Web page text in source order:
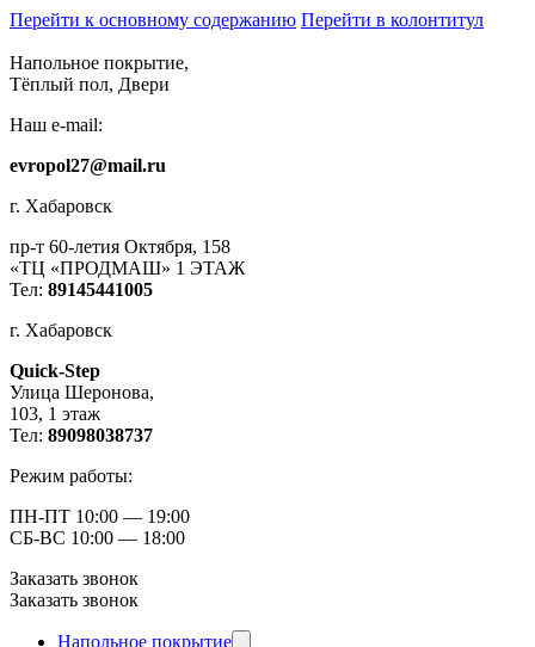
Перейти к основному содержанию Перейти в колонтитул
Напольное покрытие,
Тёплый пол, Двери
Наш e-mail:
evropol27@mail.ru
г. Хабаровск
пр-т 60-летия Октября, 158
«ТЦ «ПРОДМАШ» 1 ЭТАЖ
Тел: 89145441005
г. Хабаровск
Quick-Step
​Улица Шеронова,
103, ​1 этаж
Тел: 89098038737
Режим работы:
ПН-ПТ 10:00 — 19:00
СБ-ВС 10:00 — 18:00
Заказать звонок
Заказать звонок
Напольное покрытие